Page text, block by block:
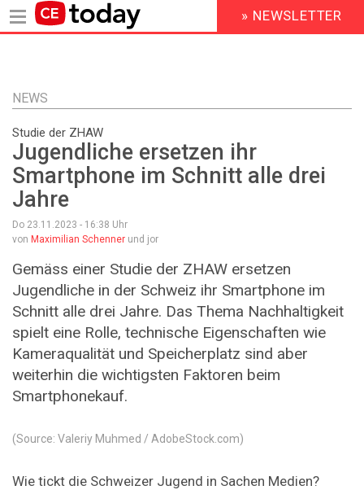
Inhalt
HEADER
MENU
» NEWSLETTER
NEWS
Studie der ZHAW
Jugendliche ersetzen ihr
Smartphone im Schnitt alle drei
Jahre
Do 23.11.2023 - 16:38 Uhr
von Maximilian Schenner und jor
Gemäss einer Studie der ZHAW ersetzen
Jugendliche in der Schweiz ihr Smartphone im
Schnitt alle drei Jahre. Das Thema Nachhaltigkeit
spielt eine Rolle, technische Eigenschaften wie
Kameraqualität und Speicherplatz sind aber
weiterhin die wichtigsten Faktoren beim
Smartphonekauf.
(Source: Valeriy Muhmed / AdobeStock.com)
Wie tickt die Schweizer Jugend in Sachen Medien?